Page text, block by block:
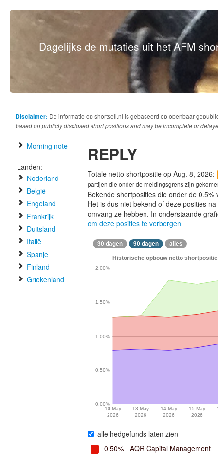
Dagelijks de mutaties uit het AFM
Disclaimer: De informatie op shortsell.nl is gebaseerd op openbaar
based on publicly disclosed short positions and may be incomplete or
Morning note
Landen:
Nederland
België
Engeland
Frankrijk
Duitsland
Italië
Spanje
Finland
Griekenland
REPLY
Totale netto shortpositie op Aug. 8, 2026:
partijen die onder de meldingsgrens zijn
Bekende shortposities die onder de
Het is dus niet bekend of deze posities
omvang ze hebben. In onderstaande
om deze posities te verbergen.
30 dagen 90 dagen alles
Historische opbouw netto
10 May
2026
13 May
2026
14 May
2026
15 May
2026
0.00%
0.50%
1.00%
1.50%
2.00%
alle hedgefunds laten zien
0.50%
AQR Capital Management